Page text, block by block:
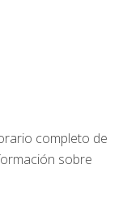
completo de
sobre